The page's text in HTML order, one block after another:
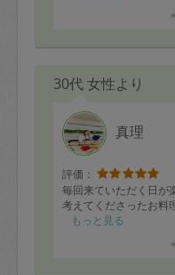
30代 女性より
真理
評価：
毎回来ていただく日が
考えてくださったお料
もっと見る